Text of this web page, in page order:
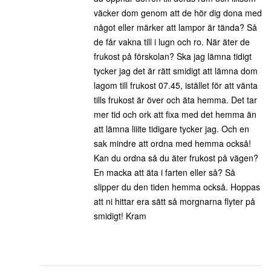
väcker dom genom att de hör dig dona med
något eller märker att lampor är tända? Så
de får vakna till i lugn och ro. När äter de
frukost på förskolan? Ska jag lämna tidigt
tycker jag det är rätt smidigt att lämna dom
lagom till frukost 07.45, istället för att vänta
tills frukost är över och äta hemma. Det tar
mer tid och ork att fixa med det hemma än
att lämna liiite tidigare tycker jag. Och en
sak mindre att ordna med hemma också!
Kan du ordna så du äter frukost på vägen?
En macka att äta i farten eller så? Så
slipper du den tiden hemma också. Hoppas
att ni hittar era sätt så morgnarna flyter på
smidigt! Kram